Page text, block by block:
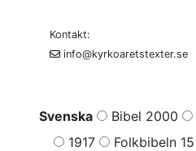
Kontakt:
info@kyrkoaretstexter.se
Svenska Bibel 2000
1917
Folkbibeln 15